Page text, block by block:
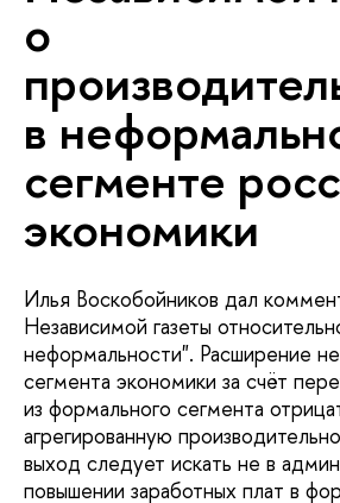
о
в
сегменте
экономики
Илья Воскобойников дал
Независимой газеты
неформальности". Расширение
сегмента экономики за счёт
из формального сегмента
агрегированную
выход следует искать не в
повышении заработных плат в